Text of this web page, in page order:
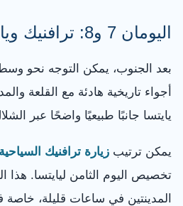
اليومان 7 و8: ترافنيك ويايتسا
بعد الجنوب، يمكن التوجه نحو
أجواء تاريخية هادئة مع القلعة
يايتسا جانبًا طبيعيًا واضحًا عبر
يمكن ترتيب زيارة ترافنيك السياحية
تخصيص اليوم الثامن ليايتسا.